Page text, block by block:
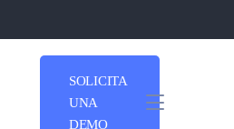
SOLICITA
UNA
DEMO